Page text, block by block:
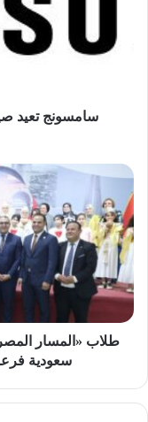
بتقنية
«Privacy
طلاب
«المسار
المصري»
بالرياض
يسطّرون
«ملحمة
مصرية
سعودية
فرعونية»
طلاب «المسار
سعودية